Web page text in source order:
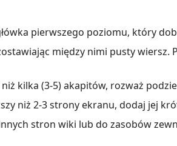
pierwszego poziomu, który
między nimi pusty wiersz.
niż kilka (3-5) akapitów, rozważ
niż 2-3 strony ekranu, dodaj jej
stron wiki lub do zasobów